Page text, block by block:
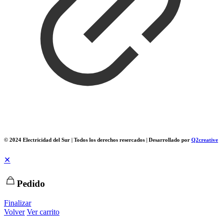
© 2024 Electricidad del Sur | Todos los derechos resercados | Desarrollado por Q2creative
✕
Pedido
Finalizar
Volver Ver carrito